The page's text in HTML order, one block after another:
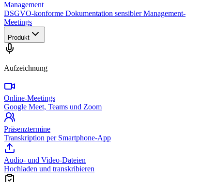
Management
DSGVO-konforme Dokumentation sensibler Management-
Meetings
Produkt
Aufzeichnung
Online-Meetings
Google Meet, Teams und Zoom
Präsenztermine
Transkription per Smartphone-App
Audio- und Video-Dateien
Hochladen und transkribieren